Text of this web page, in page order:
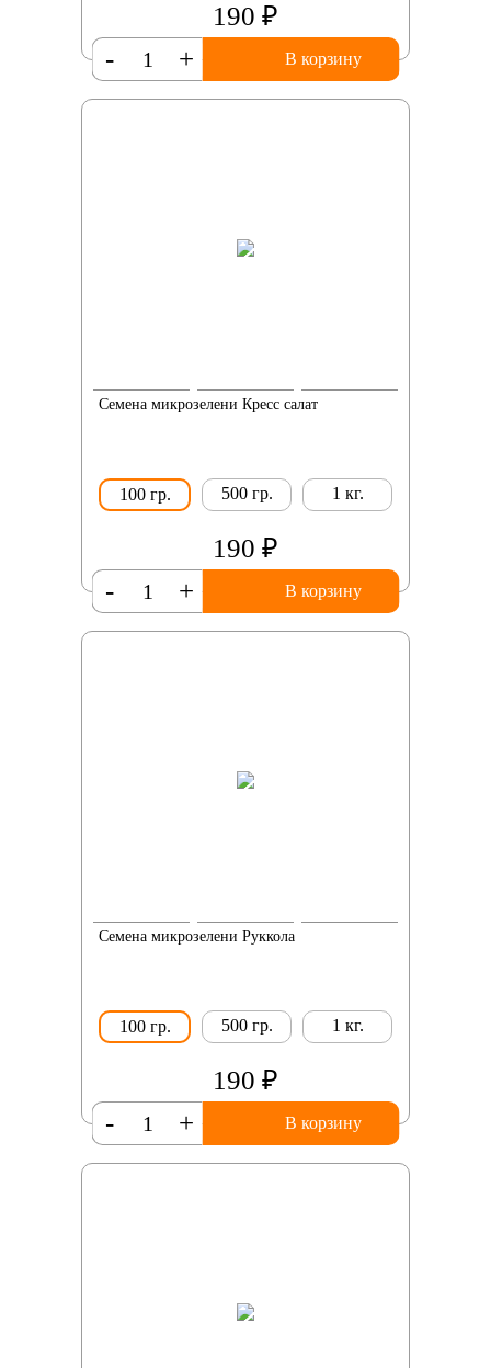
190 ₽
+
- В корзину
Семена микрозелени Кресс салат
100 гр. 500 гр. 1 кг.
190 ₽
+
- В корзину
Семена микрозелени Руккола
100 гр. 500 гр. 1 кг.
190 ₽
+
- В корзину